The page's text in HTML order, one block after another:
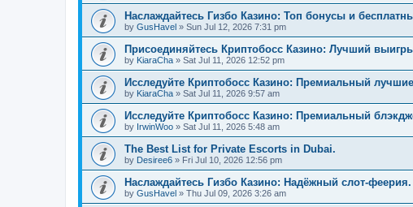
Наслаждайтесь Гизбо Казино: Топ бонусы и
by GusHavel » Sun Jul 12, 2026 7:31 pm
Присоединяйтесь Криптобосс Казино: Лучший
by KiaraCha » Sat Jul 11, 2026 12:52 pm
Исследуйте Криптобосс Казино: Премиальный
by KiaraCha » Sat Jul 11, 2026 9:57 am
Исследуйте Криптобосс Казино: Премиальный
by IrwinWoo » Sat Jul 11, 2026 5:48 am
The Best List for Private Escorts in Dubai.
by Desiree6 » Fri Jul 10, 2026 12:56 pm
Наслаждайтесь Гизбо Казино: Надёжный слот-феерия.
by GusHavel » Thu Jul 09, 2026 3:26 am